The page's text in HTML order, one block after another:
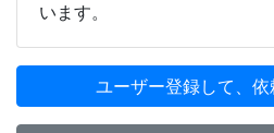
います。
ユーザー登録して、